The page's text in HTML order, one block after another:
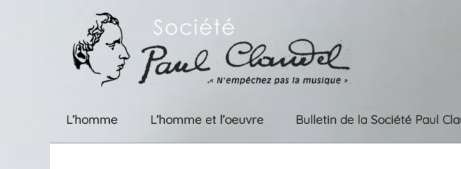
L’homme L’homme et l’oeuvre Bulletin de la Société Paul